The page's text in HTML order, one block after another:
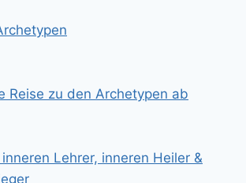
Reise zu den Archetypen ab
Lehrer, inneren Heiler &